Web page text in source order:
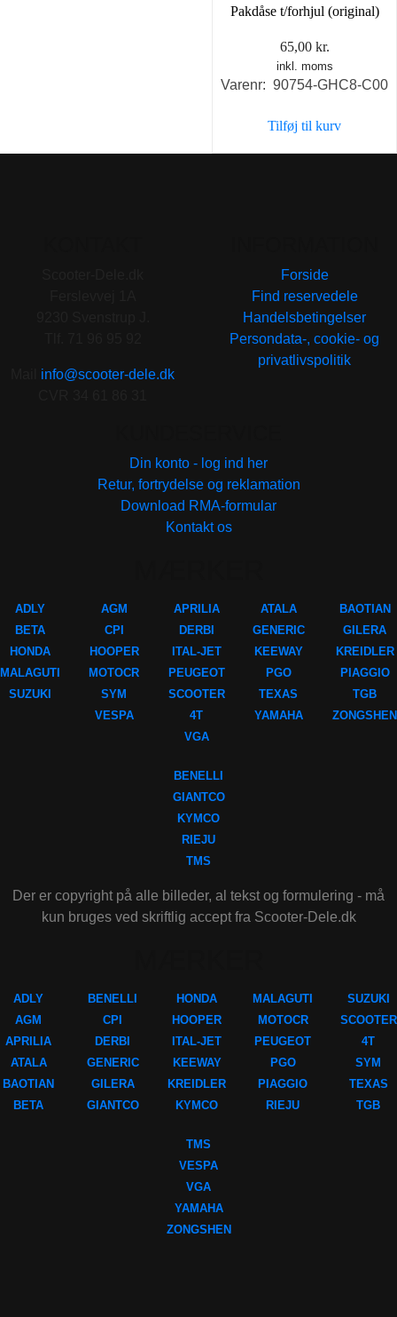
Pakdåse t/forhjul (original)
65,00 kr.
inkl. moms
Varenr: 90754-GHC8-C00
Tilføj til kurv
info@scooter-dele.dk
Forside
Find reservedele
Handelsbetingelser
Persondata-, cookie- og
privatlivspolitik
Din konto - log ind her
Retur, fortrydelse og reklamation
Download RMA-formular
Kontakt os
ADLY
BETA
HONDA
MALAGUTI
SUZUKI
AGM
CPI
HOOPER
MOTOCR
SYM
VESPA
APRILIA
DERBI
ITAL-JET
PEUGEOT
SCOOTER
4T
VGA
ATALA
GENERIC
KEEWAY
PGO
TEXAS
YAMAHA
BAOTIAN
GILERA
KREIDLER
PIAGGIO
TGB
ZONGSHEN
BENELLI
GIANTCO
KYMCO
RIEJU
TMS
Der er copyright på alle billeder, al tekst og formulering - må
kun bruges ved skriftlig accept fra Scooter-Dele.dk
ADLY
AGM
APRILIA
ATALA
BAOTIAN
BETA
BENELLI
CPI
DERBI
GENERIC
GILERA
GIANTCO
HONDA
HOOPER
ITAL-JET
KEEWAY
KREIDLER
KYMCO
MALAGUTI
MOTOCR
PEUGEOT
PGO
PIAGGIO
RIEJU
SUZUKI
SCOOTER
4T
SYM
TEXAS
TGB
TMS
VESPA
VGA
YAMAHA
ZONGSHEN